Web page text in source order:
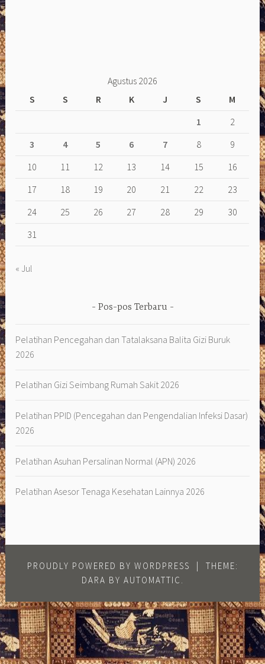
Agustus 2026
S
S R K J S
M
1
2
3
4 5 6 7 8
9
10
11 12 13 14 15
16
17
18 19 20 21 22
23
24
25 26 27 28 29
30
31
« Jul
Pos-pos Terbaru
Pelatihan Pencegahan dan Tatalaksana Balita Gizi Buruk
2026
Pelatihan Gizi Seimbang Rumah Sakit 2026
Pelatihan PPID (Pencegahan dan Pengendalian Infeksi Dasar)
2026
Pelatihan Asuhan Persalinan Normal (APN) 2026
Pelatihan Asesor Tenaga Kesehatan Lainnya 2026
PROUDLY POWERED BY WORDPRESS |
THEME:
DARA BY AUTOMATTIC .